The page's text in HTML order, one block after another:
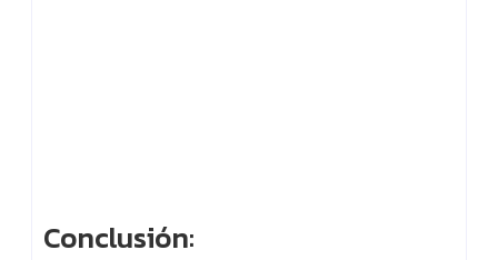
Conclusión: